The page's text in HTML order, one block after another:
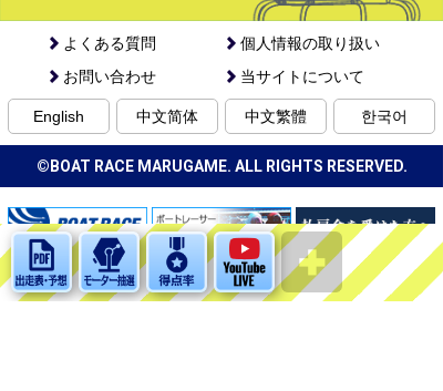
よくある質問
個人情報の取り扱い
お問い合わせ
当サイトについて
English 中文简体 中文繁體 한국어
©BOAT RACE MARUGAME. ALL RIGHTS RESERVED.